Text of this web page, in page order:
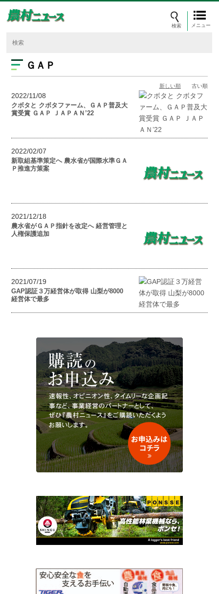
メニュー
ＧＡＰ
新しい順 古い順
2022/11/08
クボタと クボタファーム、ＧＡＰ普及大
賞受賞 ＧＡＰ ＪＡＰＡＮ’22
2022/02/07
新取組基準策定へ 農水省が国際水準ＧＡ
Ｐ推進方策案
2021/12/18
農水省がＧＡＰ指針を改定へ 経営管理と
人権保護追加
2021/07/19
GAP認証３万経営体が取得 山梨が8000
経営体で最多